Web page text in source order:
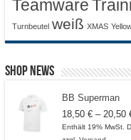
Teamware
Turnbeutel weiß XMAS
Shop News
BB Superman
18,50 € – 20,50
Enthält 19% MwSt.